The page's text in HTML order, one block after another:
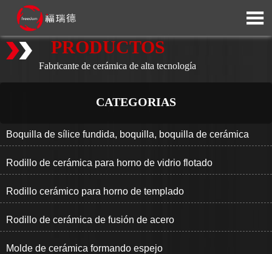

PRODUCTOS
Fabricante de cerámica de alta tecnología
CATEGORIAS
Boquilla de sílice fundida, boquilla, boquilla de cerámica
Rodillo de cerámica para horno de vidrio flotado
Rodillo cerámico para horno de templado
Rodillo de cerámica de fusión de acero
Molde de cerámica formando espejo